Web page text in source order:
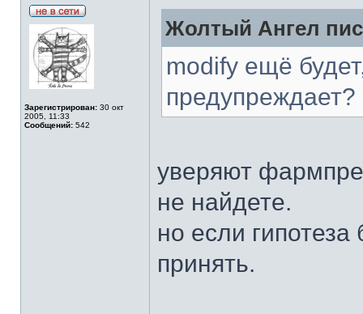
Зарегистрирован: 30 окт
2005, 11:33
Сообщений: 542
Жолтый Ангел
modify ещё
уверяют
не найдете.
но если гипотеза
принять.